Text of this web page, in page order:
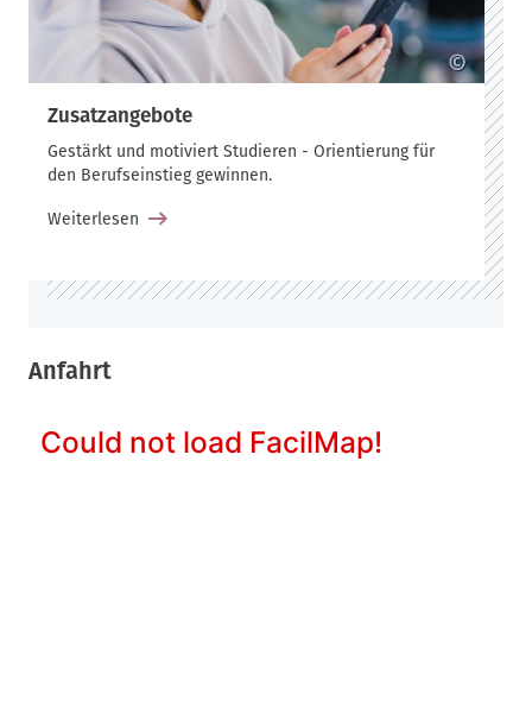
©
Zusatzangebote
Gestärkt und motiviert Studieren - Orientierung für
den Berufseinstieg gewinnen.
Weiterlesen
Anfahrt